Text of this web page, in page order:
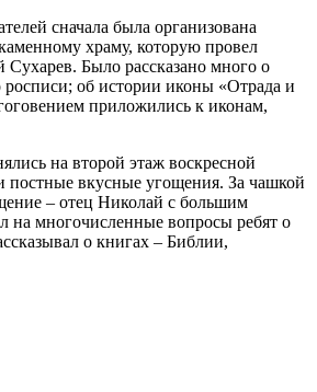
сначала была организована
храму, которую провел
Сухарев. Было рассказано много о
росписи; об истории иконы «Отрада и
приложились к иконам,
на второй этаж воскресной
постные вкусные угощения. За чашкой
– отец Николай с большим
на многочисленные вопросы ребят о
о книгах – Библии,